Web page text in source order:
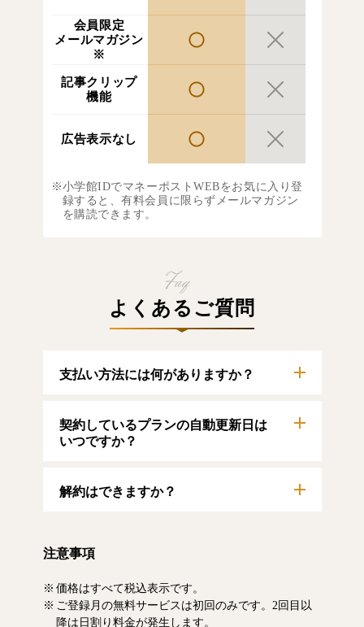
会員限定
メールマガジン
※
記事クリップ
機能
広告表示なし
小学館IDでマネーポストWEBをお気に入り登
録すると、有料会員に限らずメールマガジン
を購読できます。
よくあるご質問
支払い方法には何がありますか？
す。
【クレジットカード】
契約しているプランの自動更新日は
いつですか？
ンのご利用期間は、マイページにてご確認い
解約はできますか？
事をお読みいただけます。なお、日割り清算
注意事項
価格はすべて税込表示です。
ご登録月の無料サービスは初回のみです。2回目以
降は日割り料金が発生します。